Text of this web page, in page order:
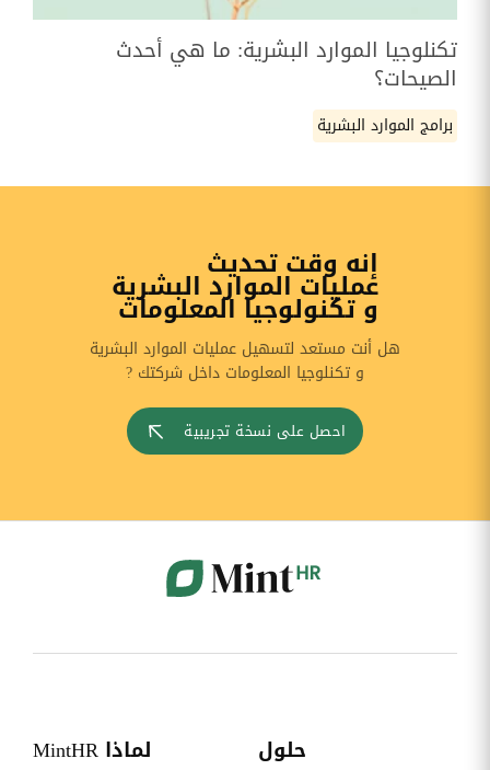
تكنلوجيا الموارد البشرية: ما هي أحدث
الصيحات؟
برامج الموارد البشرية
إنه وقت تحديث
عمليات الموارد البشرية
و تكنولوجيا المعلومات
هل أنت مستعد لتسهيل عمليات الموارد البشرية
و تكنلوجيا المعلومات داخل شركتك ?
احصل على نسخة تجريبية
حلول لماذا MintHR